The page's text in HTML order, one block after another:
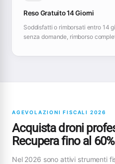
Reso Gratuito 14 Giorni
Soddisfatti o rimborsati entro 14
senza domande, rimborso
AGEVOLAZIONI FISCALI 2026
Acquista droni
Recupera fino al
Nel 2026 sono attivi strumenti